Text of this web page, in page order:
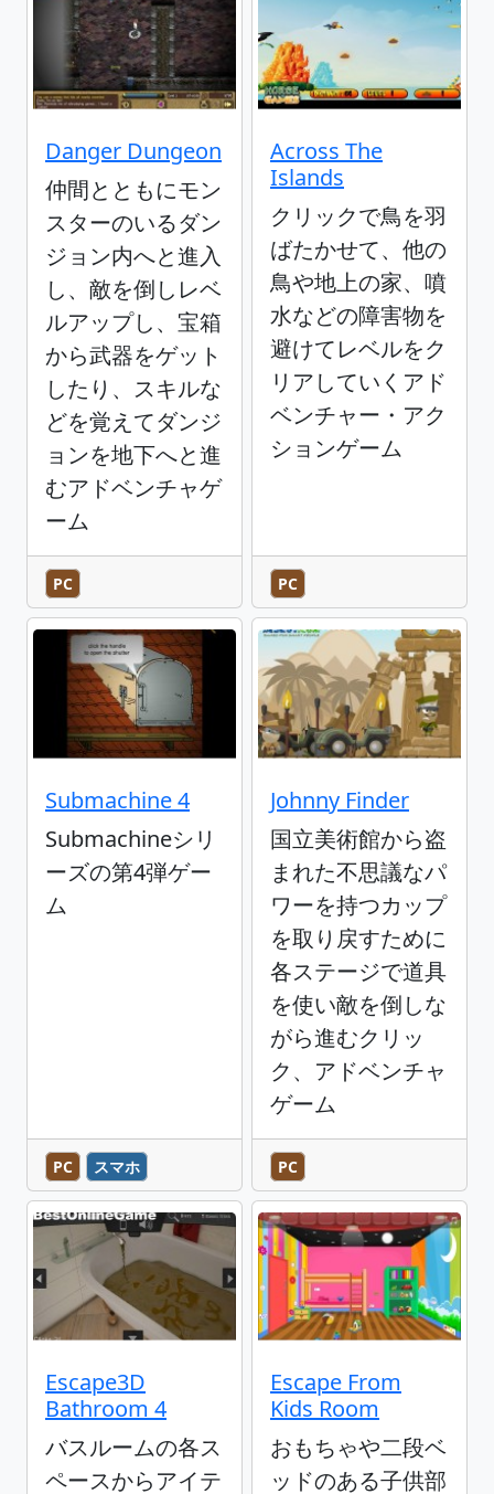
Danger Dungeon
仲間とともにモン
スターのいるダン
ジョン内へと進入
し、敵を倒しレベ
ルアップし、宝箱
から武器をゲット
したり、スキルな
どを覚えてダンジ
ョンを地下へと進
むアドベンチャゲ
ーム
PC
Across The
Islands
クリックで鳥を羽
ばたかせて、他の
鳥や地上の家、噴
水などの障害物を
避けてレベルをク
リアしていくアド
ベンチャー・アク
ションゲーム
PC
Submachine 4
Submachineシリ
ーズの第4弾ゲー
ム
PC スマホ
Johnny Finder
国立美術館から盗
まれた不思議なパ
ワーを持つカップ
を取り戻すために
各ステージで道具
を使い敵を倒しな
がら進むクリッ
ク、アドベンチャ
ゲーム
PC
Escape3D
Bathroom 4
バスルームの各ス
ペースからアイテ
Escape From
Kids Room
おもちゃや二段ベ
ッドのある子供部